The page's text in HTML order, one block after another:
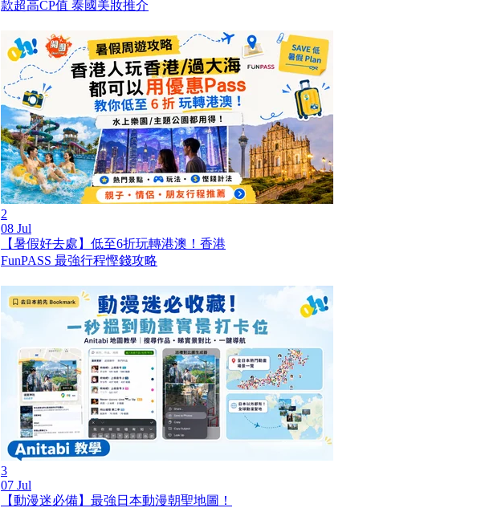
款超高CP值 泰國美妝推介
2
08 Jul
【暑假好去處】低至6折玩轉港澳！香港
FunPASS 最強行程慳錢攻略
3
07 Jul
【動漫迷必備】最強日本動漫朝聖地圖！